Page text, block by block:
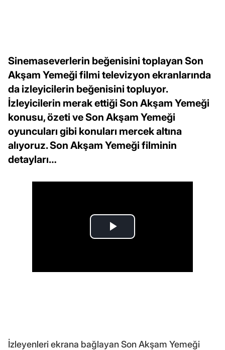
Sinemaseverlerin beğenisini toplayan Son
Akşam Yemeği filmi televizyon ekranlarında
da izleyicilerin beğenisini topluyor.
İzleyicilerin merak ettiği Son Akşam Yemeği
konusu, özeti ve Son Akşam Yemeği
oyuncuları gibi konuları mercek altına
alıyoruz. Son Akşam Yemeği filminin
detayları…
İzleyenleri ekrana bağlayan Son Akşam Yemeği